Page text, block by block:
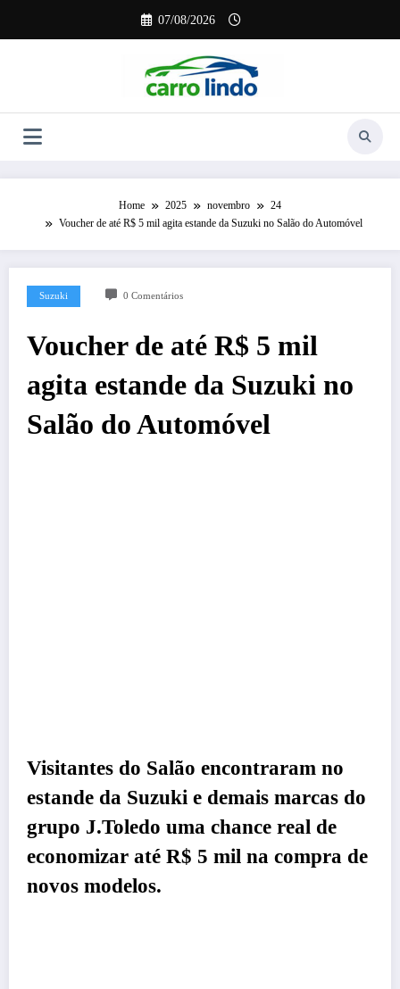
o
07/08/2026
Home 2025 novembro
24
Voucher de até R$ 5 mil agita estande da Suzuki no Salão do Automóvel
Suzuki 0 Comentários
Voucher de até R$ 5 mil
agita estande da Suzuki no
Salão do Automóvel
Visitantes do Salão encontraram no
estande da Suzuki e demais marcas do
grupo J.Toledo uma chance real de
economizar até R$ 5 mil na compra de
novos modelos.